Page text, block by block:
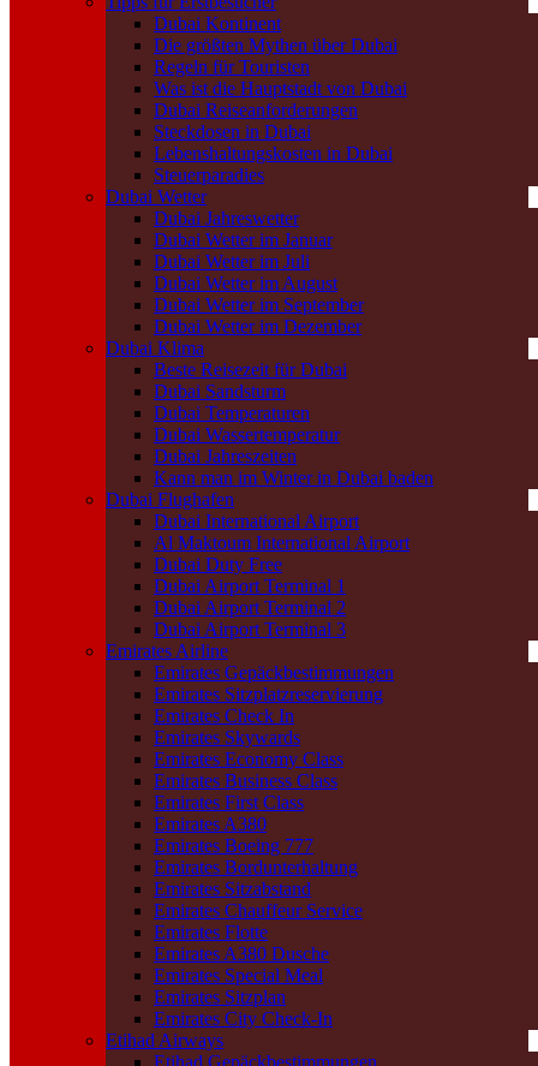
Dubai Kontinent
Die größten Mythen über Dubai
Regeln für Touristen
Was ist die Hauptstadt von Dubai
Dubai Reiseanforderungen
Steckdosen in Dubai
Lebenshaltungskosten in Dubai
Steuerparadies
Dubai Wetter
Dubai Jahreswetter
Dubai Wetter im Januar
Dubai Wetter im Juli
Dubai Wetter im August
Dubai Wetter im September
Dubai Wetter im Dezember
Dubai Klima
Beste Reisezeit für Dubai
Dubai Sandsturm
Dubai Temperaturen
Dubai Wassertemperatur
Dubai Jahreszeiten
Kann man im Winter in Dubai baden
Dubai Flughafen
Dubai International Airport
Al Maktoum International Airport
Dubai Duty Free
Dubai Airport Terminal 1
Dubai Airport Terminal 2
Dubai Airport Terminal 3
Emirates Airline
Emirates Gepäckbestimmungen
Emirates Sitzplatzreservierung
Emirates Check In
Emirates Skywards
Emirates Economy Class
Emirates Business Class
Emirates First Class
Emirates A380
Emirates Boeing 777
Emirates Bordunterhaltung
Emirates Sitzabstand
Emirates Chauffeur Service
Emirates Flotte
Emirates A380 Dusche
Emirates Special Meal
Emirates Sitzplan
Emirates City Check-In
Etihad Airways
Etihad Gepäckbestimmungen